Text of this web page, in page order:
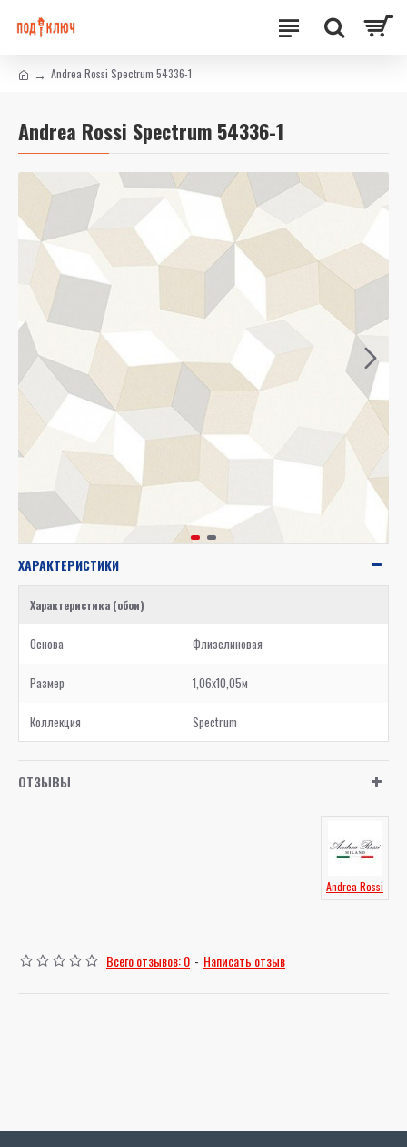
Andrea Rossi Spectrum 54336-1
Andrea Rossi Spectrum 54336-1
ХАРАКТЕРИСТИКИ
Характеристика (обои)
Основа Флизелиновая
Размер 1,06x10,05м
Коллекция Spectrum
ОТЗЫВЫ
Andrea Rossi
Всего отзывов: 0 - Написать отзыв